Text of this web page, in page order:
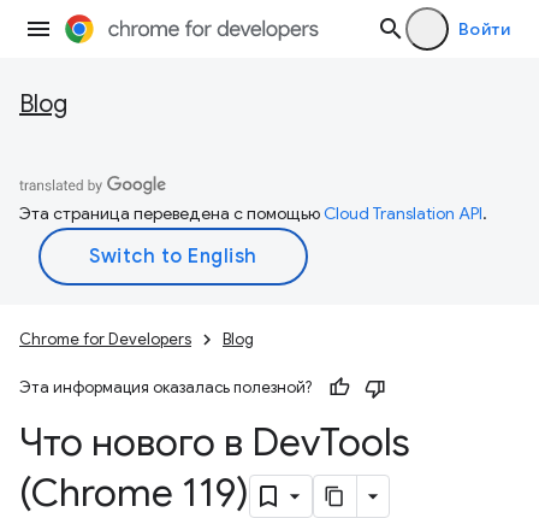
Войти
Blog
Эта страница переведена с помощьюCloud Translation API.
Chrome for Developers Blog
Эта информация оказалась полезной?
Что нового в DevTools
(Chrome 119)